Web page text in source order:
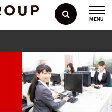
MENU